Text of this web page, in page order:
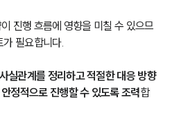
무분야
전체
육비계산기
위자료계산기
진행 흐름에 영향을 미칠 수 있으므
필요합니다.
실관계를 정리하고 적절한 대응 방향
정적으로 진행할 수 있도록 조력합